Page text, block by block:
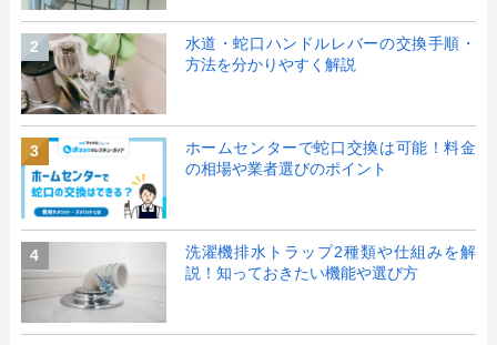
2
水道・蛇口ハンドルレバーの交換手順・
方法を分かりやすく解説
3
ホームセンターで蛇口交換は可能！料金
の相場や業者選びのポイント
4
洗濯機排水トラップ2種類や仕組みを解
説！知っておきたい機能や選び方